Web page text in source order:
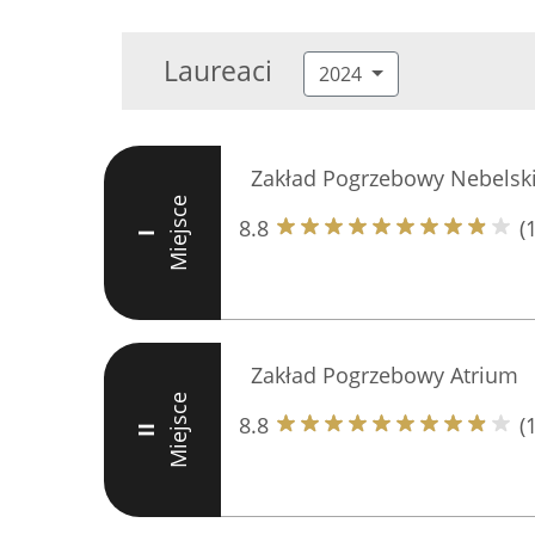
Laureaci 2024
I Miejsce
Zakład Pogrzebowy Nebelski
8.8
II Miejsce
Zakład Pogrzebowy Atrium
8.8